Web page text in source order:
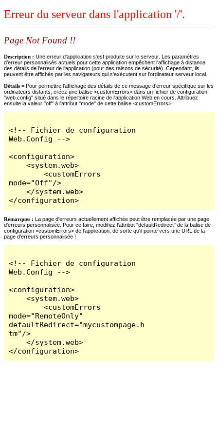
Erreur du serveur dans l'application '/'.
Page Not Found !!
Description : Une erreur d'application s'est produite sur le serveur. Les paramètres
d'erreur personnalisés actuels pour cette application empêchent l'affichage à distance
des détails de l'erreur de l'application (pour des raisons de sécurité). Cependant, ils
peuvent être affichés par les navigateurs qui s'exécutent sur l'ordinateur serveur local.
Détails = Pour permettre l'affichage des détails de ce message d'erreur spécifique sur les
ordinateurs distants, créez une balise <customErrors> dans un fichier de configuration
"web.config" situé dans le répertoire racine de l'application Web en cours. Attribuez
ensuite la valeur "off" à l'attribut "mode" de cette balise <customErrors>.
<!-- Fichier de configuration
Web.Config -->
<configuration>
    <system.web>
        <customErrors
mode="Off"/>
    </system.web>
</configuration>
Remarques : La page d'erreurs actuellement affichée peut être remplacée par une page
d'erreurs personnalisée. Pour ce faire, modifiez l'attribut "defaultRedirect" de la balise de
configuration <customErrors> de l'application, de sorte qu'il pointe vers une URL de la
page d'erreurs personnalisée !
<!-- Fichier de configuration
Web.Config -->
<configuration>
    <system.web>
        <customErrors
mode="RemoteOnly"
defaultRedirect="mycustompage.h
tm"/>
    </system.web>
</configuration>